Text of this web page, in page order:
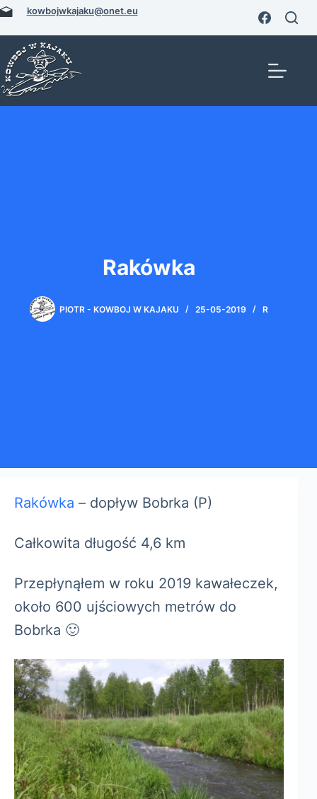
Przejdź
treści
kowbojwkajaku@onet.eu
Rakówka
PIOTR - KOWBOJ W KAJAKU 25-05-2019 R
Rakówka – dopływ Bobrka (P)
Całkowita długość 4,6 km
Przepłynąłem w roku 2019 kawałeczek,
około 600 ujściowych metrów do
Bobrka 🙂